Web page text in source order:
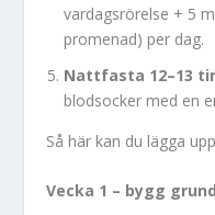
vardagsrörelse + 5
promenad) per dag.
Nattfasta 12–13
blodsocker med en
Så här kan du lägga
Vecka 1 – bygg